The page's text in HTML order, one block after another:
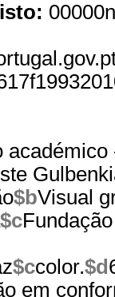
$bVisual
$c
$ccolor.$d
em